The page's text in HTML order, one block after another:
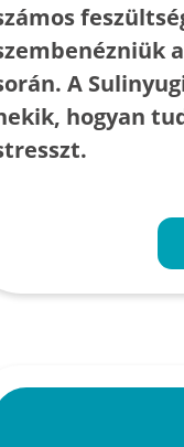
A
hogyan